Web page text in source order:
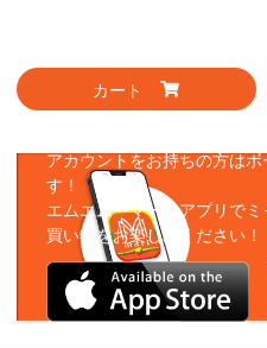
カート
アカウントをお持ちの方は
す！
エムエムーマートアプリで
買い物をお楽しみください！